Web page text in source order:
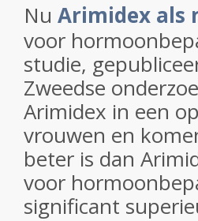
Nu Arimidex als
voor
studie,
Zweedse
Arimidex in een
vrouwen en
beter is dan
voor
significant